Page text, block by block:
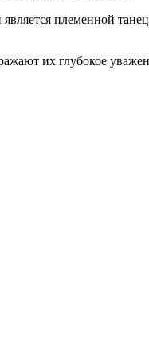
племенной
их глубокое